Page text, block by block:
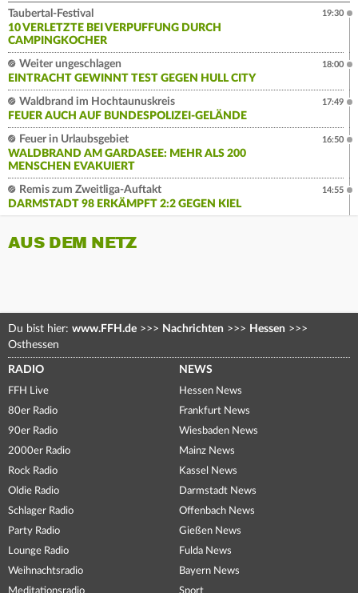
Taubertal-Festival
10 VERLETZTE BEI VERPUFFUNG DURCH
CAMPINGKOCHER
19:30
Weiter ungeschlagen
EINTRACHT GEWINNT TEST GEGEN HULL CITY
18:00
Waldbrand im Hochtaunuskreis
FEUER AUCH AUF BUNDESPOLIZEI-GELÄNDE
17:49
Feuer in Urlaubsgebiet
WALDBRAND AM GARDASEE: MEHR ALS 200
MENSCHEN EVAKUIERT
16:50
Remis zum Zweitliga-Auftakt
DARMSTADT 98 ERKÄMPFT 2:2 GEGEN KIEL
14:55
AUS DEM NETZ
Du bist hier: www.FFH.de >>> Nachrichten >>> Hessen >>>
Osthessen
RADIO
FFH Live
80er Radio
90er Radio
2000er Radio
Rock Radio
Oldie Radio
Schlager Radio
Party Radio
Lounge Radio
Weihnachtsradio
NEWS
Hessen News
Frankfurt News
Wiesbaden News
Mainz News
Kassel News
Darmstadt News
Offenbach News
Gießen News
Fulda News
Bayern News